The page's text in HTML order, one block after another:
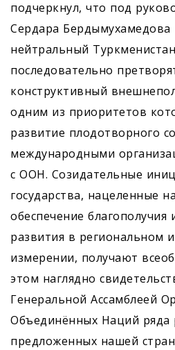
подчеркнул, что под
Сердара Бердымухамедова
нейтральный
последовательно
конструктивный
одним из приоритетов
развитие плодотворного
международными
с ООН. Созидательные
государства, нацеленные
обеспечение благополучия
развития в региональном
измерении, получают
этом наглядно
Генеральной Ассамблеей
Объединённых Наций ряда
предложенных нашей